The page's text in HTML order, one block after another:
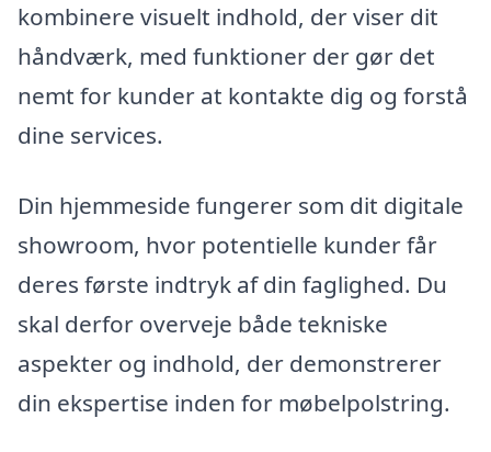
kombinere visuelt indhold, der viser dit
håndværk, med funktioner der gør det
nemt for kunder at kontakte dig og forstå
dine services.
Din hjemmeside fungerer som dit digitale
showroom, hvor potentielle kunder får
deres første indtryk af din faglighed. Du
skal derfor overveje både tekniske
aspekter og indhold, der demonstrerer
din ekspertise inden for møbelpolstring.